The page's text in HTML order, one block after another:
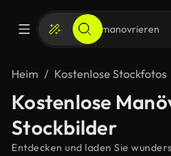
Heim Kostenlose Stockfotos
Kostenlose
Stockbilder
Entdecken und laden Sie